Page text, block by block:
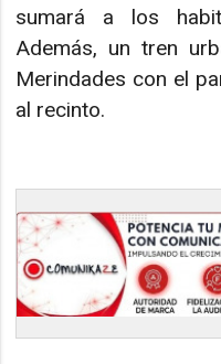
sumará a los
Además, un tren
Merindades con el
al recinto.